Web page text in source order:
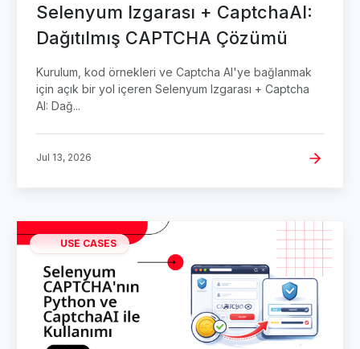
Selenyum Izgarası + CaptchaAI:
Dağıtılmış CAPTCHA Çözümü
Kurulum, kod örnekleri ve Captcha AI'ye bağlanmak
için açık bir yol içeren Selenyum Izgarası + Captcha
AI: Dağ...
Jul 13, 2026
USE CASES